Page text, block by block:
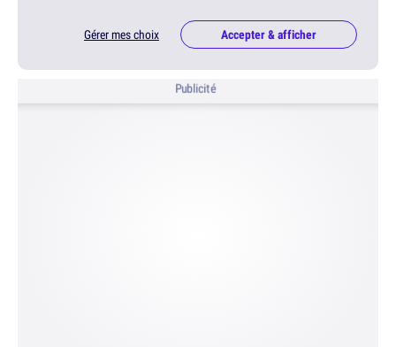
Gérer mes choix Accepter & afficher
Publicité